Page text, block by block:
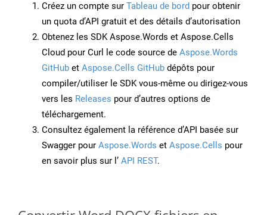
Créez un compte sur Tableau de bord pour obtenir
un quota d’API gratuit et des détails d’autorisation
Obtenez les SDK Aspose.Words et Aspose.Cells
Cloud pour Curl le code source de Aspose.Words
GitHub et Aspose.Cells GitHub dépôts pour
compiler/utiliser le SDK vous-même ou dirigez-vous
vers les Releases pour d’autres options de
téléchargement.
Consultez également la référence d’API basée sur
Swagger pour Aspose.Words et Aspose.Cells pour
en savoir plus sur l’ API REST.